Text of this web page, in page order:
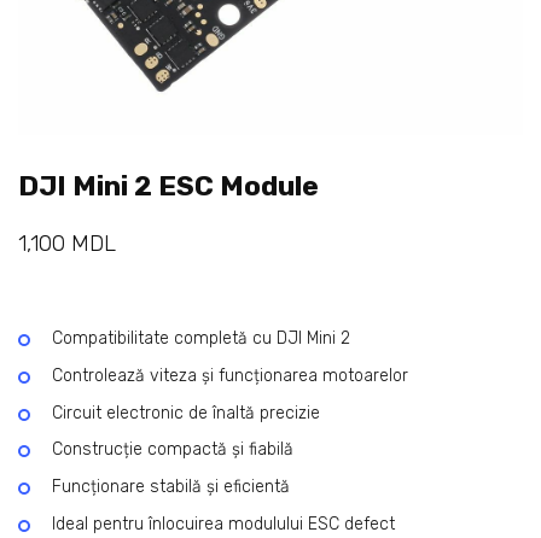
DJI Mini 2 ESC Module
1,100 MDL
Compatibilitate completă cu DJI Mini 2
Controlează viteza și funcționarea motoarelor
Circuit electronic de înaltă precizie
Construcție compactă și fiabilă
Funcționare stabilă și eficientă
Ideal pentru înlocuirea modulului ESC defect